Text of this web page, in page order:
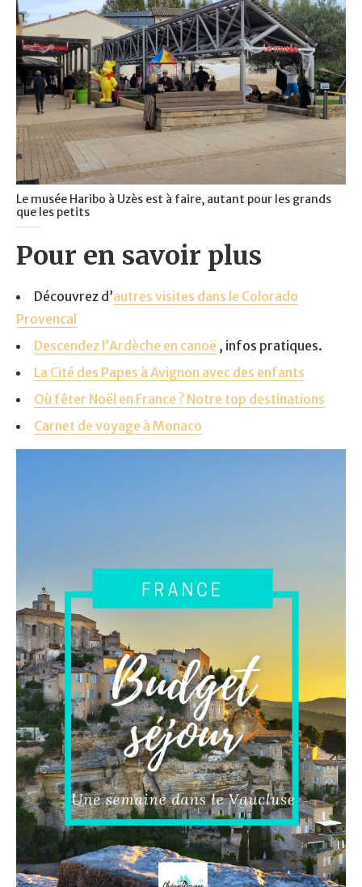
Le musée Haribo à Uzès est à faire, autant pour les grands
que les petits
Pour en savoir plus
Découvrez d’autres visites dans le Colorado
Provencal
Descendez l’Ardèche en canoë , infos pratiques.
La Cité des Papes à Avignon avec des enfants
Où fêter Noël en France ? Notre top destinations
Carnet de voyage à Monaco